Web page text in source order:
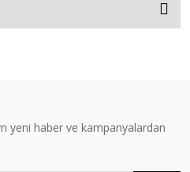
yeni haber ve kampanyalardan